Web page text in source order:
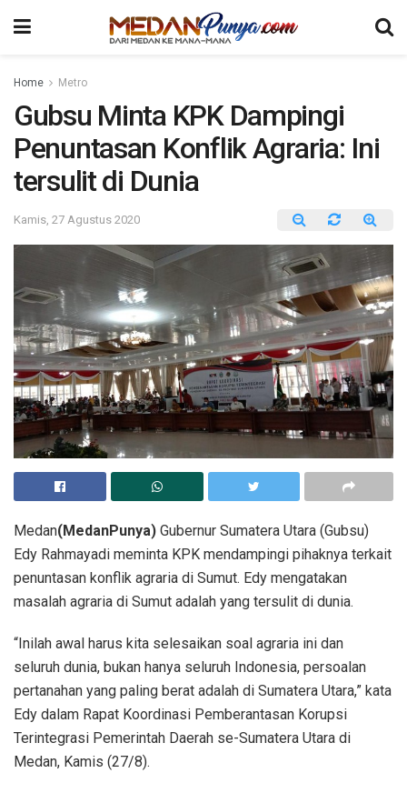
Home Metro
Gubsu Minta KPK Dampingi
Penuntasan Konflik Agraria: Ini
tersulit di Dunia
Kamis, 27 Agustus 2020
Medan(MedanPunya) Gubernur Sumatera Utara (Gubsu)
Edy Rahmayadi meminta KPK mendampingi pihaknya terkait
penuntasan konflik agraria di Sumut. Edy mengatakan
masalah agraria di Sumut adalah yang tersulit di dunia.
“Inilah awal harus kita selesaikan soal agraria ini dan
seluruh dunia, bukan hanya seluruh Indonesia, persoalan
pertanahan yang paling berat adalah di Sumatera Utara,” kata
Edy dalam Rapat Koordinasi Pemberantasan Korupsi
Terintegrasi Pemerintah Daerah se-Sumatera Utara di
Medan, Kamis (27/8).